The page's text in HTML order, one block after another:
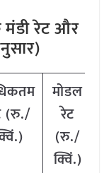
रेट और
(रु./
मोडल
रेट
(रु./
क्विं.)